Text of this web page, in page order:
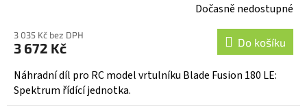
Dočasně nedostupné
3 035 Kč bez DPH
3 672 Kč Do košíku
Náhradní díl pro RC model vrtulníku Blade Fusion 180 LE:
Spektrum řídící jednotka.